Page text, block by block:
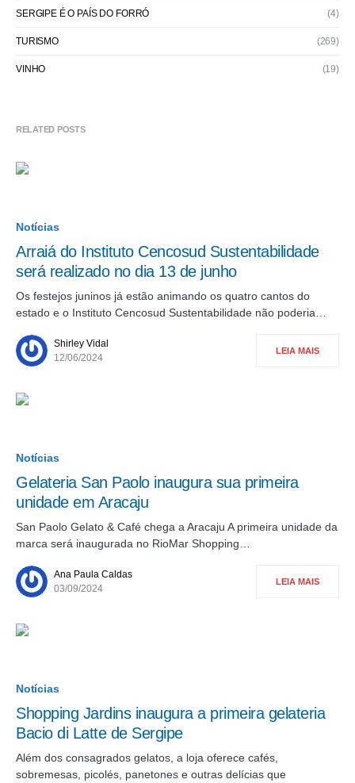
SERGIPE É O PAÍS DO FORRÓ (4)
TURISMO (269)
VINHO (19)
RELATED POSTS
Notícias
Arraiá do Instituto Cencosud Sustentabilidade
será realizado no dia 13 de junho
Os festejos juninos já estão animando os quatro cantos do
estado e o Instituto Cencosud Sustentabilidade não poderia…
Shirley Vidal
12/06/2024
LEIA MAIS
Notícias
Gelateria San Paolo inaugura sua primeira
unidade em Aracaju
San Paolo Gelato & Café chega a Aracaju A primeira unidade da
marca será inaugurada no RioMar Shopping…
Ana Paula Caldas
03/09/2024
LEIA MAIS
Notícias
Shopping Jardins inaugura a primeira gelateria
Bacio di Latte de Sergipe
Além dos consagrados gelatos, a loja oferece cafés,
sobremesas, picolés, panetones e outras delícias que